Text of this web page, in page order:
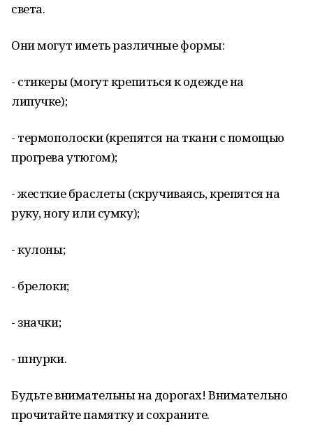
света.
Они могут иметь различные формы:
- стикеры (могут крепиться к одежде на
липучке);
- термополоски (крепятся на ткани с помощью
прогрева утюгом);
- жесткие браслеты (скручиваясь, крепятся на
руку, ногу или сумку);
- кулоны;
- брелоки;
- значки;
- шнурки.
Будьте внимательны на дорогах! Внимательно
прочитайте памятку и сохраните.